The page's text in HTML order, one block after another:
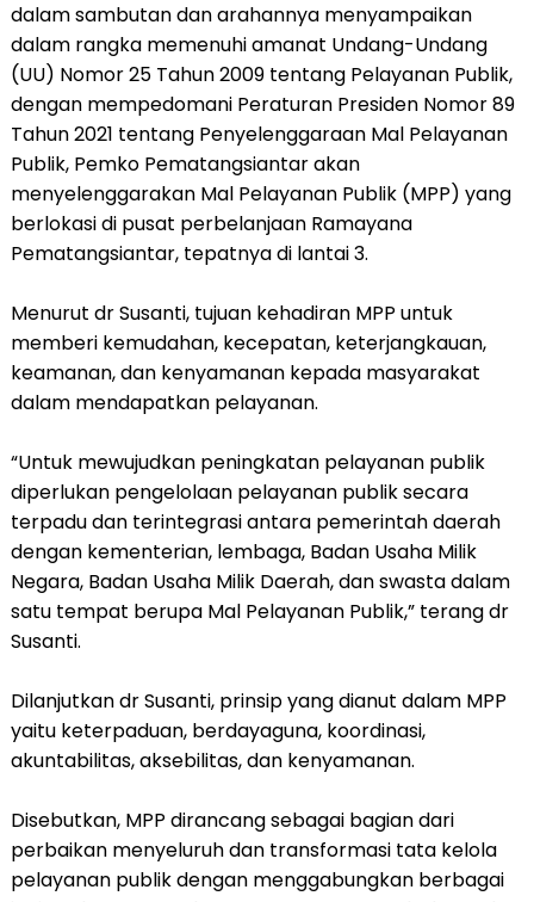
dalam sambutan dan arahannya menyampaikan
dalam rangka memenuhi amanat Undang-Undang
(UU) Nomor 25 Tahun 2009 tentang Pelayanan Publik,
dengan mempedomani Peraturan Presiden Nomor 89
Tahun 2021 tentang Penyelenggaraan Mal Pelayanan
Publik, Pemko Pematangsiantar akan
menyelenggarakan Mal Pelayanan Publik (MPP) yang
berlokasi di pusat perbelanjaan Ramayana
Pematangsiantar, tepatnya di lantai 3.
Menurut dr Susanti, tujuan kehadiran MPP untuk
memberi kemudahan, kecepatan, keterjangkauan,
keamanan, dan kenyamanan kepada masyarakat
dalam mendapatkan pelayanan.
“Untuk mewujudkan peningkatan pelayanan publik
diperlukan pengelolaan pelayanan publik secara
terpadu dan terintegrasi antara pemerintah daerah
dengan kementerian, lembaga, Badan Usaha Milik
Negara, Badan Usaha Milik Daerah, dan swasta dalam
satu tempat berupa Mal Pelayanan Publik,” terang dr
Susanti.
Dilanjutkan dr Susanti, prinsip yang dianut dalam MPP
yaitu keterpaduan, berdayaguna, koordinasi,
akuntabilitas, aksebilitas, dan kenyamanan.
Disebutkan, MPP dirancang sebagai bagian dari
perbaikan menyeluruh dan transformasi tata kelola
pelayanan publik dengan menggabungkan berbagai